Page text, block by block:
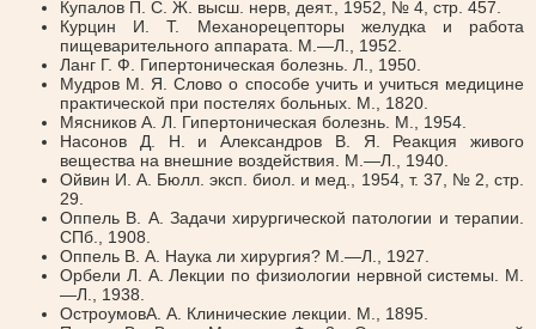
Купалов П. С. Ж. высш. нерв, деят., 1952, № 4, стр. 457.
Курцин И. Т. Механорецепторы желудка и работа
пищеварительного аппарата. М.—Л., 1952.
Ланг Г. Ф. Гипертоническая болезнь. Л., 1950.
Мудров М. Я. Слово о способе учить и учиться медицине
практической при постелях больных. М., 1820.
Мясников А. Л. Гипертоническая болезнь. М., 1954.
Насонов Д. Н. и Александров В. Я. Реакция живого
вещества на внешние воздействия. М.—Л., 1940.
Ойвин И. А. Бюлл. эксп. биол. и мед., 1954, т. 37, № 2, стр.
29.
Оппель В. А. Задачи хирургической патологии и терапии.
СПб., 1908.
Оппель В. А. Наука ли хирургия? М.—Л., 1927.
Орбели Л. А. Лекции по физиологии нервной системы. М.
—Л., 1938.
ОстроумовА. А. Клинические лекции. М., 1895.